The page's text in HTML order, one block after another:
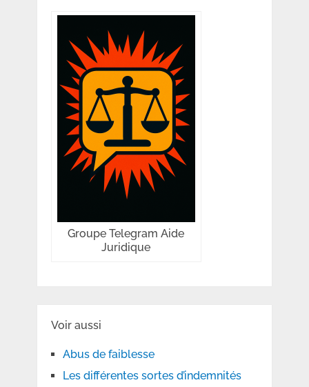
Groupe Telegram Aide
Juridique
Voir aussi
Abus de faiblesse
Les différentes sortes d’indemnités